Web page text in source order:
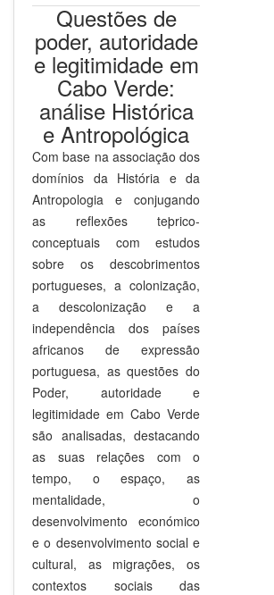
Questões de
poder, autoridade
e legitimidade em
Cabo Verde:
análise Histórica
e Antropológica
Com base na associação dos
domínios da História e da
Antropologia e conjugando
as reflexões teþrico-
conceptuais com estudos
sobre os descobrimentos
portugueses, a colonização,
a descolonização e a
independência dos países
africanos de expressão
portuguesa, as questões do
Poder, autoridade e
legitimidade em Cabo Verde
são analisadas, destacando
as suas relações com o
tempo, o espaço, as
mentalidade, o
desenvolvimento económico
e o desenvolvimento social e
cultural, as migrações, os
contextos sociais das